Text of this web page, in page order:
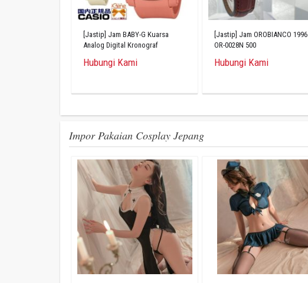
[Jastip] Jam BABY-G Kuarsa
Analog Digital Kronograf
Hubungi Kami
[Jastip] Jam OROBIANCO 1996
OR-0028N 500
Hubungi Kami
Impor Pakaian Cosplay Jepang